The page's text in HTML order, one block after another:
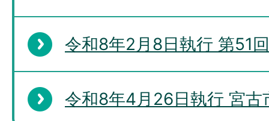
令和8年2月8日執行 第51
令和8年4月26日執行 宮古